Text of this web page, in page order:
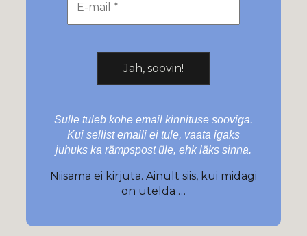
Sulle tuleb kohe email kinnituse sooviga.
Kui sellist emaili ei tule, vaata igaks
juhuks ka rämpspost üle, ehk läks sinna.
Niisama ei kirjuta. Ainult siis, kui midagi
on ütelda …